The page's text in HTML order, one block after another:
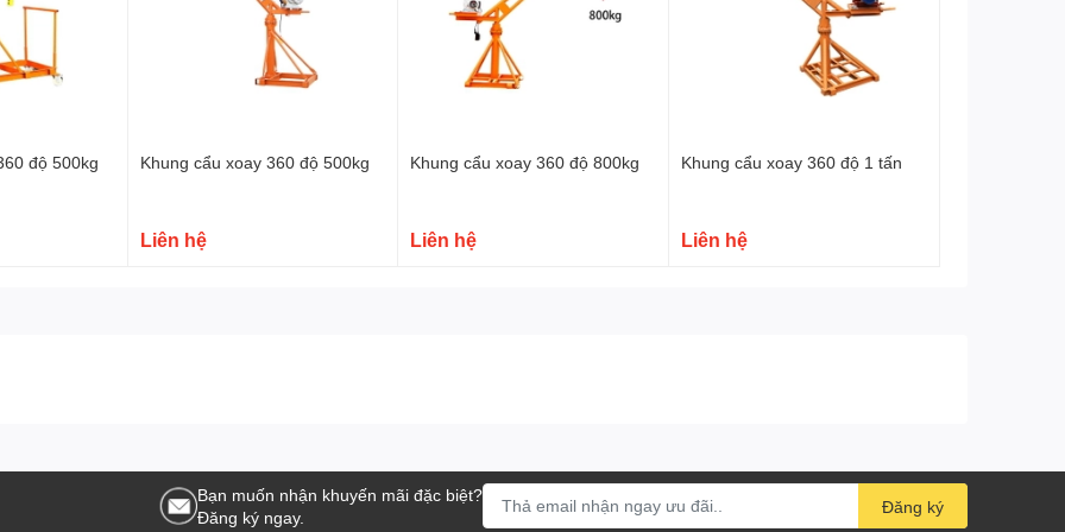
1.5 Tấn
độ 500kg
Khung cẩu xoay 360 độ 500kg
Liên hệ
Khung cẩu xoay 360 độ 800kg
Liên hệ
Khung cẩu xoay 360 độ 1 tấn
Liên hệ
Bạn muốn nhận khuyến mãi đặc biệt?
Đăng ký ngay.
Đăng ký